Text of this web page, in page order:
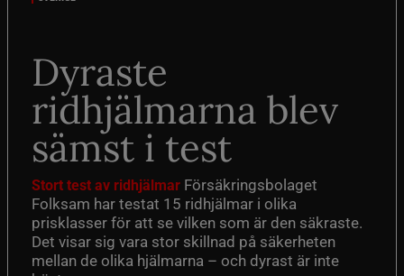
Dyraste
ridhjälmarna blev
sämst i test
Stort test av ridhjälmar Försäkringsbolaget
Folksam har testat 15 ridhjälmar i olika
prisklasser för att se vilken som är den säkraste.
Det visar sig vara stor skillnad på säkerheten
mellan de olika hjälmarna – och dyrast är inte